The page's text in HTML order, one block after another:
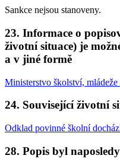
Sankce nejsou stanoveny.
23. Informace o
životní situace) je
a v jiné formě
Ministerstvo školství,
24. Související životní
Odklad povinné školní
28. Popis byl